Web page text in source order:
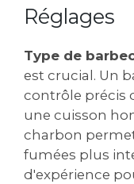
Réglages
Type de
est crucial. Un
contrôle précis
une cuisson
charbon
fumées plus
d'expérience